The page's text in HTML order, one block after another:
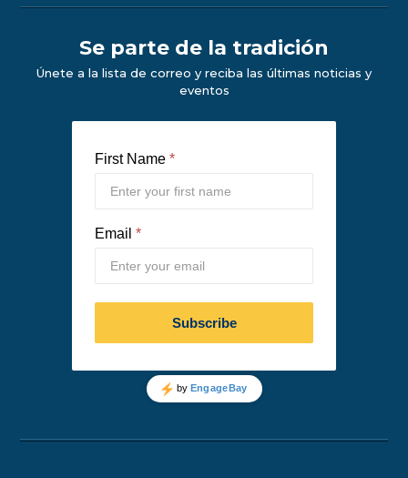
Se parte de la tradición
Únete a la lista de correo y reciba las últimas noticias y
eventos